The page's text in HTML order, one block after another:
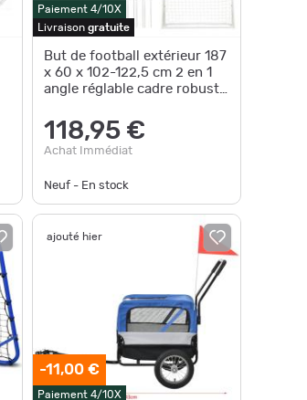
Paiement 4/10X
Livraisongratuite
But de football extérieur 187
x 60 x 102-122,5 cm 2 en 1
angle réglable cadre robuste
118,95 €
Achat Immédiat
Neuf - En stock
ajouté hier
-11,00 €
Paiement 4/10X